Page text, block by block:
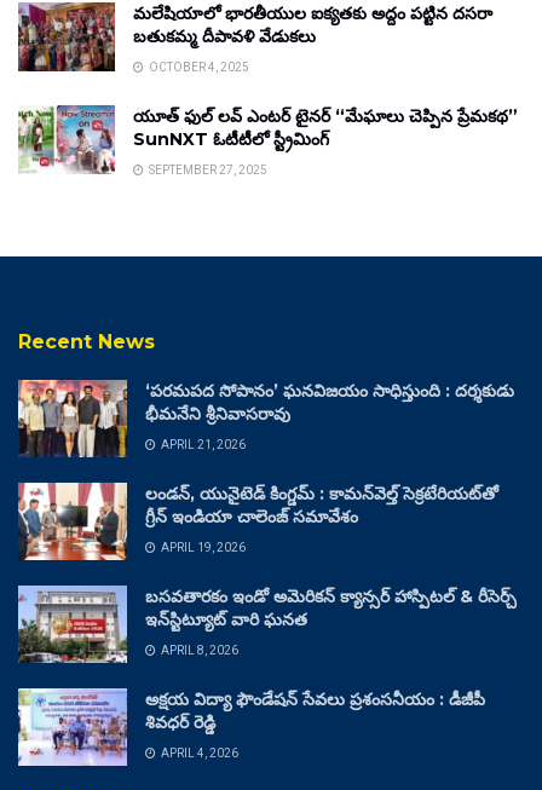
మలేషియాలో భారతీయుల ఐక్యతకు అద్దం పట్టిన దసరా
బతుకమ్మ దీపావళి వేడుకలు
OCTOBER 4, 2025
యూత్ ఫుల్ లవ్ ఎంటర్ టైనర్ “మేఘాలు చెప్పిన ప్రేమకథ”
SunNXT ఓటీటీలో స్ట్రీమింగ్
SEPTEMBER 27, 2025
Recent News
‘పరమపద సోపానం’ ఘనవిజయం సాధిస్తుంది : దర్శకుడు
భీమనేని శ్రీనివాసరావు
APRIL 21, 2026
లండన్, యునైటెడ్ కింగ్డమ్ : కామన్‌వెల్త్ సెక్రటేరియట్‌తో
గ్రీన్ ఇండియా చాలెంజ్ సమావేశం
APRIL 19, 2026
బసవతారకం ఇండో అమెరికన్ క్యాన్సర్ హాస్పిటల్ & రీసెర్చ్
ఇన్‌స్టిట్యూట్ వారి ఘనత
APRIL 8, 2026
అక్షయ విద్యా ఫౌండేషన్ సేవలు ప్రశంసనీయం : డీజీపీ
శివధర్ రెడ్డి
APRIL 4, 2026